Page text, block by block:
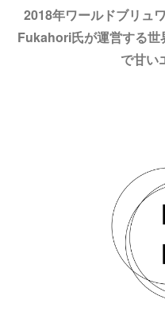
2018年ワールドブリュ
Fukahori氏が運営する
で甘い